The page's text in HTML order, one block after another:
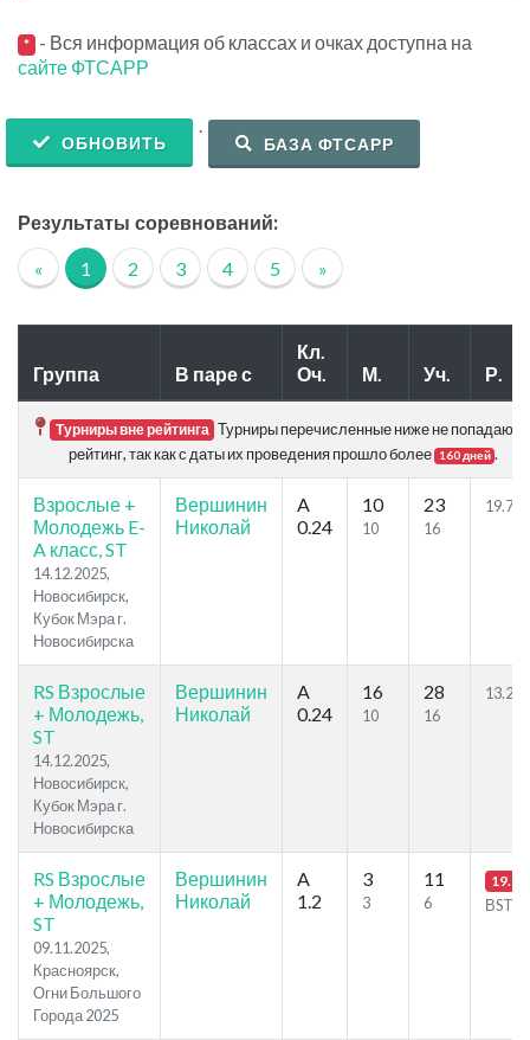
* - Вся информация об классах и очках доступна на
сайте ФТСАРР
ОБНОВИТЬ
.
БАЗА ФТСАРР
Результаты соревнований:
« 1 2 3 4 5 »
Группа В паре с
Кл.
Оч.
М. Уч. Р.
Турниры вне рейтинга Турниры перечисленные ниже не попадают
рейтинг, так как с даты их проведения прошло более
160 дней .
Взрослые +
Молодежь E-
A класс, ST
14.12.2025,
Новосибирск,
Кубок Мэра г.
Новосибирска
Вершинин
Николай
A
0.24
10
10
23
16
19.73
RS Взрослые
+ Молодежь,
ST
14.12.2025,
Новосибирск,
Кубок Мэра г.
Новосибирска
Вершинин
Николай
A
0.24
16
10
28
16
13.23
RS Взрослые
+ Молодежь,
ST
09.11.2025,
Красноярск,
Огни Большого
Города 2025
Вершинин
Николай
A
1.2
3
3
11
6
19.15
ВST